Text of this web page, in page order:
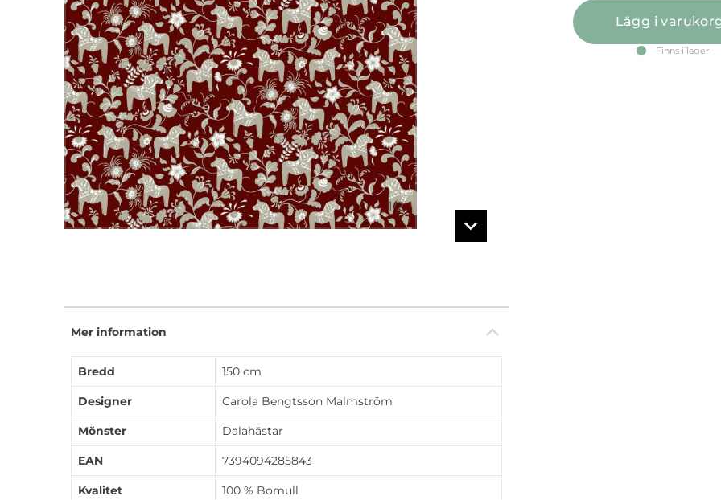
1/2
Lägg i
Finns i lager
Mer information
Bredd 150 cm
Designer Carola Bengtsson Malmström
Mönster Dalahästar
EAN 7394094285843
Kvalitet 100 % Bomull